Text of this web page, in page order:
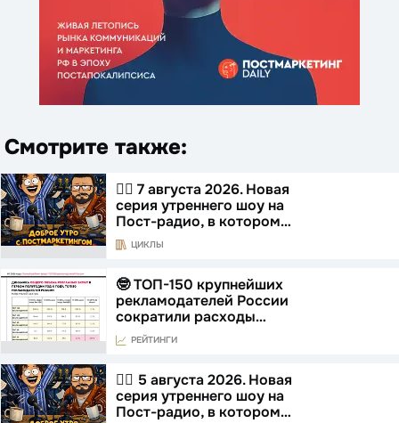
Смотрите также:
☝🏻 7 августа 2026. Новая
серия утреннего шоу на
Пост-радио, в котором…
ЦИКЛЫ
🤓 ТОП-150 крупнейших
рекламодателей России
сократили расходы…
РЕЙТИНГИ
☝🏻 5 августа 2026. Новая
серия утреннего шоу на
Пост-радио, в котором…